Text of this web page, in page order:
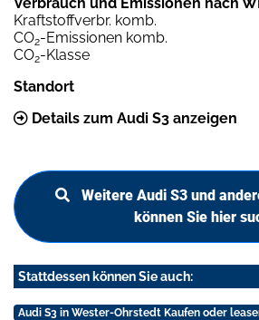
Kraftstoffverbr. komb.
CO2-Emissionen komb.
CO2-Klasse
Standort
Details zum Audi S3 anzeigen
Weitere Audi S3 und
können Sie hier
Stattdessen können Sie auch:
Audi S3 in Wester-Ohrstedt Kaufen oder